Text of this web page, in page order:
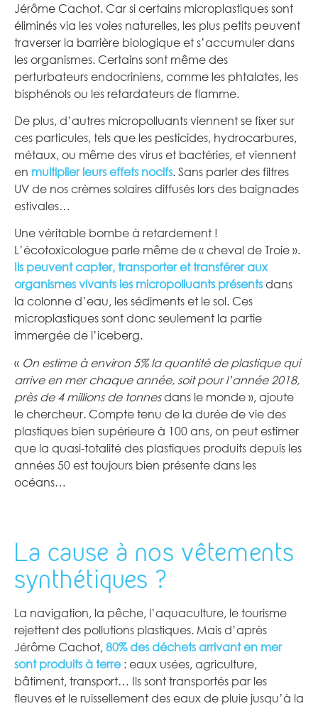
Jérôme Cachot. Car si certains microplastiques sont
éliminés via les voies naturelles, les plus petits peuvent
traverser la barrière biologique et s’accumuler dans
les organismes. Certains sont même des
perturbateurs endocriniens, comme les phtalates, les
bisphénols ou les retardateurs de flamme.
De plus, d’autres micropolluants viennent se fixer sur
ces particules, tels que les pesticides, hydrocarbures,
métaux, ou même des virus et bactéries, et viennent
en multiplier leurs effets nocifs. Sans parler des filtres
UV de nos crèmes solaires diffusés lors des baignades
estivales…
Une véritable bombe à retardement !
L’écotoxicologue parle même de « cheval de Troie ».
Ils peuvent capter, transporter et transférer aux
organismes vivants les micropolluants présents dans
la colonne d’eau, les sédiments et le sol. Ces
microplastiques sont donc seulement la partie
immergée de l’iceberg.
« On estime à environ 5% la quantité de plastique qui
arrive en mer chaque année, soit pour l’année 2018,
près de 4 millions de tonnesdans le monde », ajoute
le chercheur. Compte tenu de la durée de vie des
plastiques bien supérieure à 100 ans, on peut estimer
que la quasi-totalité des plastiques produits depuis les
années 50 est toujours bien présente dans les
océans…
La cause à nos vêtements
synthétiques ?
La navigation, la pêche, l’aquaculture, le tourisme
rejettent des pollutions plastiques. Mais d’après
Jérôme Cachot, 80% des déchets arrivant en mer
sont produits à terre: eaux usées, agriculture,
bâtiment, transport… Ils sont transportés par les
fleuves et le ruissellement des eaux de pluie jusqu’à la